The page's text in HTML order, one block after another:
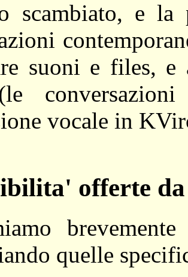
scambiato, e la
suoni e files,
vocale in
offerte
quelle